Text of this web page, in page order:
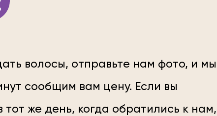
волосы, отправьте нам фото, и мы
сообщим вам цену. Если вы
же день, когда обратились к нам,